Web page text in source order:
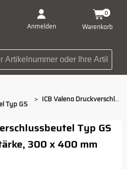
Anmelden Warenkorb
0
Suchbegriff oder
Typ GS
> ICB Valeno Druckverschlussbeutel Typ GS, 300 x 400 mm
Typ GS
300 x 400 mm